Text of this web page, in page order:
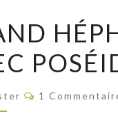
Commentaires
1